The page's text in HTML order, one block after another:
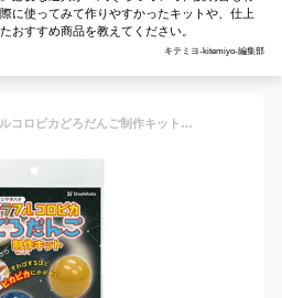
に使ってみて作りやすかったキットや、仕上
おすすめ商品を教えてください。
キテミヨ-kitemiyo-編集部
シヤチハタ公式 カラフルコロピカどろだんご制作キット 既製品タイプ シャチハタ シヤチハタ コロピカどろだんご どろだんご 泥団子 泥だんご 砂遊び ピカピカ ツヤツヤ 光る ツルツル 子供 夏休